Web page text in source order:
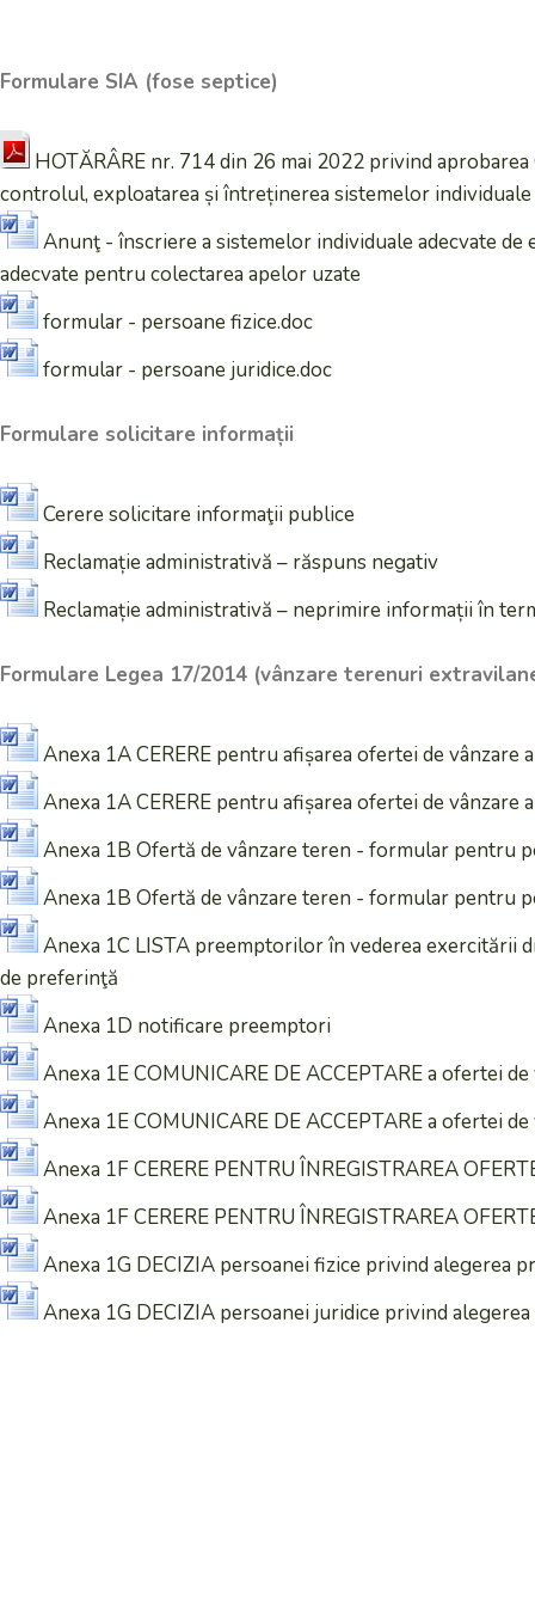
Formulare SIA (fose septice)
HOTĂRÂRE nr. 714 din 26 mai 2022 privind
controlul, exploatarea și întreținerea sistemelor
Anunţ - înscriere a sistemelor individuale adecvate
adecvate pentru colectarea apelor uzate
formular - persoane fizice.doc
formular - persoane juridice.doc
Formulare solicitare informații
Cerere solicitare informaţii publice
Reclamație administrativă – răspuns negativ
Reclamație administrativă – neprimire informații în
Formulare Legea 17/2014 (vânzare terenuri
Anexa 1A CERERE pentru afișarea ofertei de
Anexa 1A CERERE pentru afișarea ofertei de
Anexa 1B Ofertă de vânzare teren - formular pentru
Anexa 1B Ofertă de vânzare teren - formular pentru
Anexa 1C LISTA preemptorilor în vederea exercitării
de preferinţă
Anexa 1D notificare preemptori
Anexa 1E COMUNICARE DE ACCEPTARE a ofertei
Anexa 1E COMUNICARE DE ACCEPTARE a ofertei
Anexa 1F CERERE PENTRU ÎNREGISTRAREA
Anexa 1F CERERE PENTRU ÎNREGISTRAREA
Anexa 1G DECIZIA persoanei fizice privind
Anexa 1G DECIZIA persoanei juridice privind